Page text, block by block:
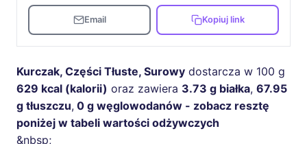
Email Kopiuj link
Kurczak, Części Tłuste, Surowy dostarcza w 100 g
629 kcal (kalorii) oraz zawiera 3.73 g białka, 67.95
g tłuszczu, 0 g węglowodanów - zobacz resztę
poniżej w tabeli wartości odżywczych
&nbsp;